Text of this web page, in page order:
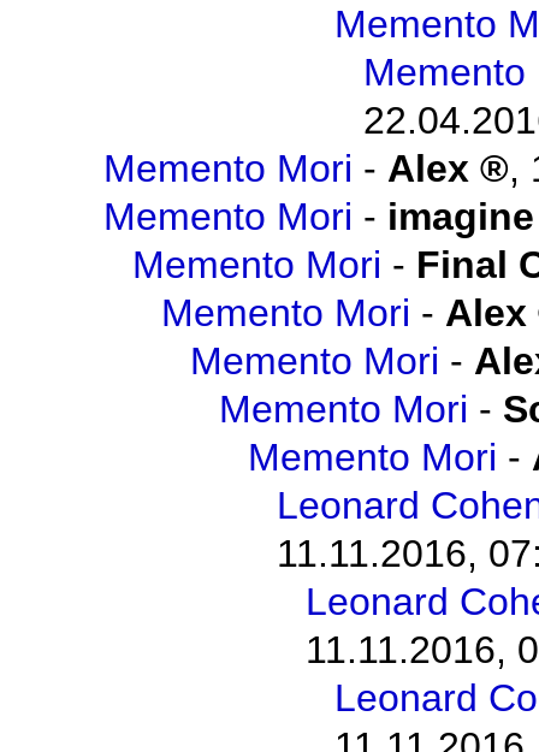
Memento
Memento
Memento Mori - Alex ,
Memento Mori - imagine
Memento Mori - Final
Memento Mori - Alex
Memento Mori -
Memento Mori -
Memento Mori -
Leonard
11.11.2016,
Leonard
11.11.2016,
Leonard